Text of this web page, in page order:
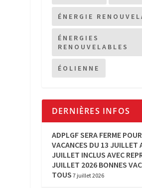
ÉNERGIE
ÉNERGIES
RENOUVELABLES
ÉOLIENNE
DERNIÈRES INFOS
ADPLGF SERA FERME
VACANCES DU 13 JUILLET
JUILLET INCLUS AVEC
JUILLET 2026 BONNES
TOUS 7 juillet 2026